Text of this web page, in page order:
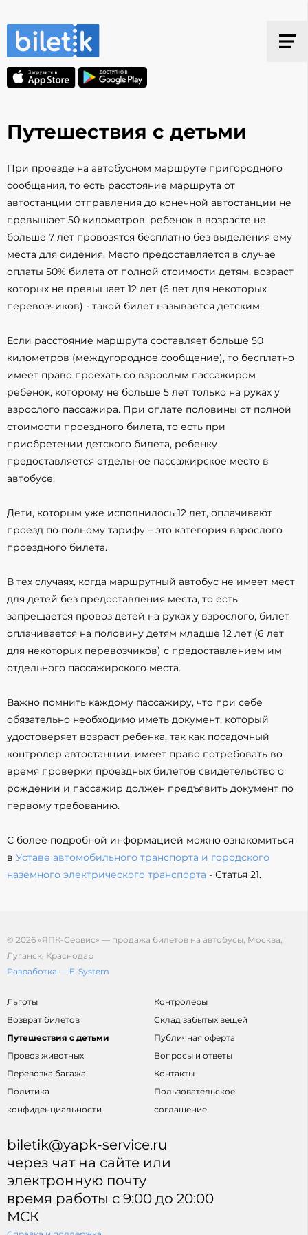
Путешествия с детьми
При проезде на автобусном маршруте пригородного
сообщения, то есть расстояние маршрута от
автостанции отправления до конечной автостанции не
превышает 50 километров, ребенок в возрасте не
больше 7 лет провозятся бесплатно без выделения ему
места для сидения. Место предоставляется в случае
оплаты 50% билета от полной стоимости детям, возраст
которых не превышает 12 лет (6 лет для некоторых
перевозчиков) - такой билет называется детским.
Если расстояние маршрута составляет больше 50
километров (междугородное сообщение), то бесплатно
имеет право проехать со взрослым пассажиром
ребенок, которому не больше 5 лет только на руках у
взрослого пассажира. При оплате половины от полной
стоимости проездного билета, то есть при
приобретении детского билета, ребенку
предоставляется отдельное пассажирское место в
автобусе.
Дети, которым уже исполнилось 12 лет, оплачивают
проезд по полному тарифу – это категория взрослого
проездного билета.
В тех случаях, когда маршрутный автобус не имеет мест
для детей без предоставления места, то есть
запрещается провоз детей на руках у взрослого, билет
оплачивается на половину детям младше 12 лет (6 лет
для некоторых перевозчиков) с предоставлением им
отдельного пассажирского места.
Важно помнить каждому пассажиру, что при себе
обязательно необходимо иметь документ, который
удостоверяет возраст ребенка, так как посадочный
контролер автостанции, имеет право потребовать во
время проверки проездных билетов свидетельство о
рождении и пассажир должен предъявить документ по
первому требованию.
С более подробной информацией можно ознакомиться
в Уставе автомобильного транспорта и городского
наземного электрического транспорта - Статья 21.
© 2026 «ЯПК-Сервис» — продажа билетов на автобусы, Москва,
Луганск, Краснодар
Разработка — E-System
Льготы
Возврат билетов
Путешествия с детьми
Провоз животных
Перевозка багажа
Политика
конфиденциальности
Контролеры
Склад забытых вещей
Публичная оферта
Вопросы и ответы
Контакты
Пользовательское
соглашение
biletik@yapk-service.ru
через чат на сайте или
электронную почту
время работы с 9:00 до 20:00
МСК